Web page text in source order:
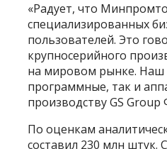
«Радует, что
специализированных
пользователей. Это
крупносерийного
на мировом рынке. Наш
программные, так и
производству GS
По оценкам
составил 230 млн штук.